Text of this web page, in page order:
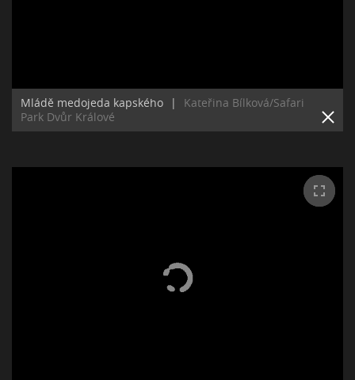
Mládě medojeda kapského |
Kateřina Bílková/Safari
Park Dvůr Králové